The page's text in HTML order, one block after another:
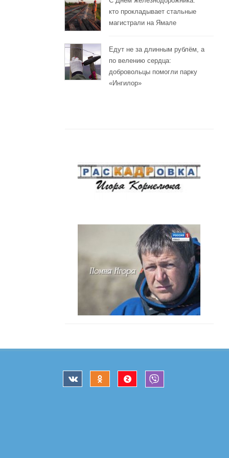
кто прокладывает стальные
магистрали на Ямале
Едут не за длинным рублём, а
по велению сердца:
добровольцы помогли парку
«Ингилор»